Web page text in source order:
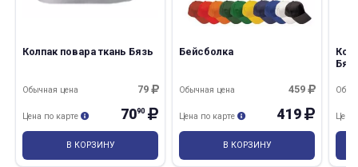
Колпак повара ткань Бязь
79
Обычная цена
7090
Цена по карте
В КОРЗИНУ
Бейсболка
459
Обычная цена
419
Цена по карте
В КОРЗИНУ
Цена